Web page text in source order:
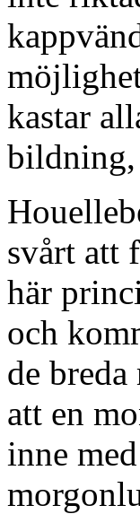
kastar
bildning,
svårt att
här
och
de
att en
inne